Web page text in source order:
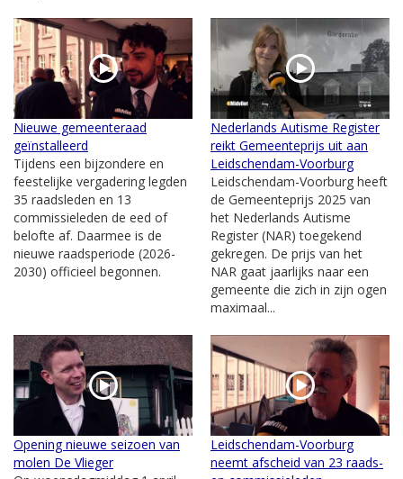
Nieuwe gemeenteraad
geïnstalleerd
Tijdens een bijzondere en
feestelijke vergadering legden
35 raadsleden en 13
commissieleden de eed of
belofte af. Daarmee is de
nieuwe raadsperiode (2026-
2030) officieel begonnen.
Nederlands Autisme Register
reikt Gemeenteprijs uit aan
Leidschendam-Voorburg
Leidschendam-Voorburg heeft
de Gemeenteprijs 2025 van
het Nederlands Autisme
Register (NAR) toegekend
gekregen. De prijs van het
NAR gaat jaarlijks naar een
gemeente die zich in zijn ogen
maximaal...
Opening nieuwe seizoen van
molen De Vlieger
Leidschendam-Voorburg
neemt afscheid van 23 raads-